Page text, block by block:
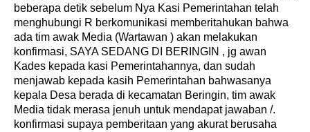
beberapa detik sebelum Nya Kasi Pemerintahan telah
menghubungi R berkomunikasi memberitahukan bahwa
ada tim awak Media (Wartawan ) akan melakukan
konfirmasi, SAYA SEDANG DI BERINGIN , jg awan
Kades kepada kasi Pemerintahannya, dan sudah
menjawab kepada kasih Pemerintahan bahwasanya
kepala Desa berada di kecamatan Beringin, tim awak
Media tidak merasa jenuh untuk mendapat jawaban /.
konfirmasi supaya pemberitaan yang akurat berusaha